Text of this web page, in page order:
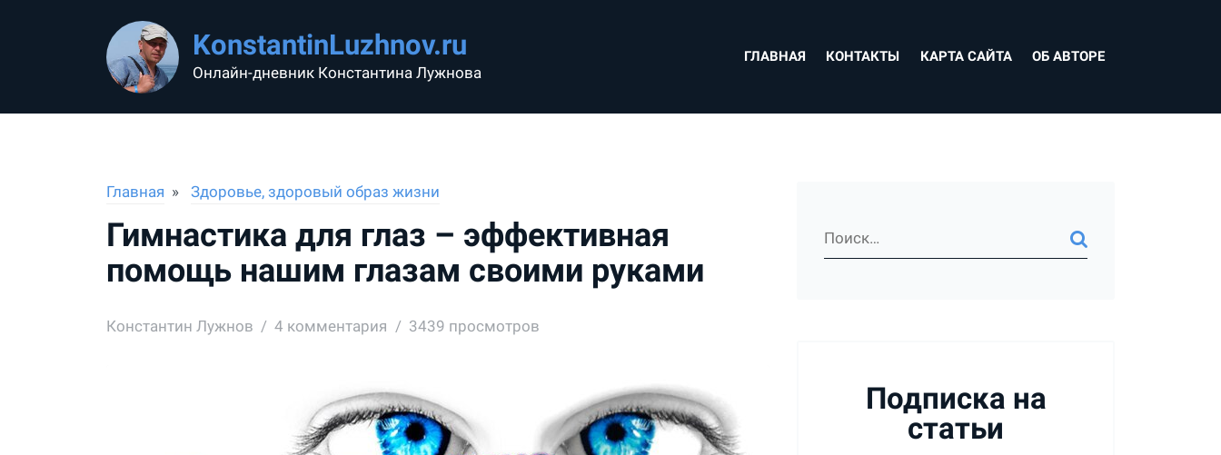
KonstantinLuzhnov.ru
Онлайн-дневник Константина Лужнова
ГЛАВНАЯ КОНТАКТЫ КАРТА САЙТА ОБ АВТОРЕ
Главная Здоровье, здоровый образ жизни
Гимнастика для глаз – эффективная
помощь нашим глазам своими руками
Константин Лужнов 4 комментария 3439 просмотров
Подписка на
статьи